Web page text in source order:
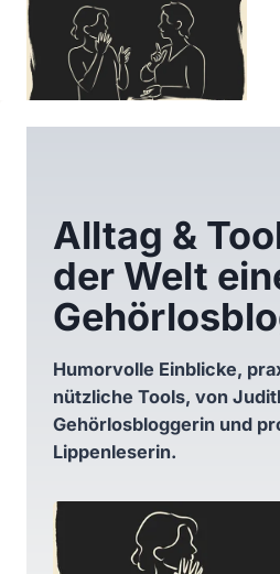
Zum
Inhalt
springen
Alltag &
der Welt
Humorvolle Einblicke,
nützliche Tools, von
Gehörlosbloggerin und
Lippenleserin.